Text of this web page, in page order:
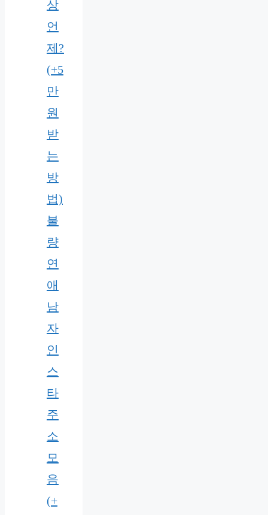
상
언
제?
(+5
만
원
받
는
방
법)
불
량
연
애
남
자
인
스
타
주
소
모
음
(+